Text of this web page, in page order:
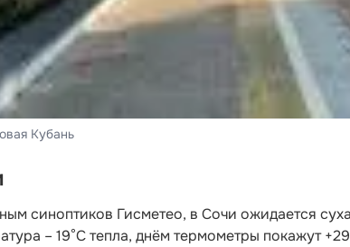
Кубань
синоптиков Гисметео, в Сочи ожидается
– 19°C тепла, днём термометры покажут